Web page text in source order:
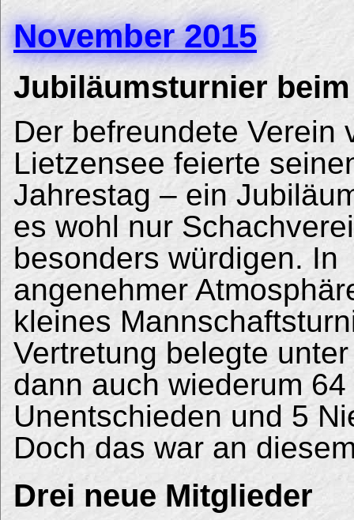
November 2015
Jubiläumsturnier beim
Der befreundete Verein
Lietzensee feierte
Jahrestag – ein
es wohl nur
besonders würdigen. In
angenehmer
kleines
Vertretung belegte
dann auch wiederum
Unentschieden und 5
Doch das war an
Drei neue Mitglieder